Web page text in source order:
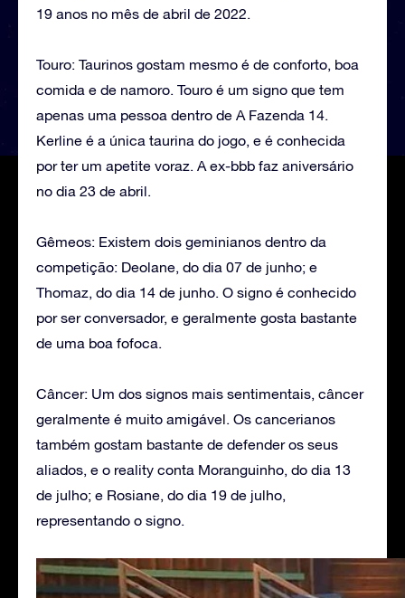
19 anos no mês de abril de 2022.
Touro: Taurinos gostam mesmo é de conforto, boa
comida e de namoro. Touro é um signo que tem
apenas uma pessoa dentro de A Fazenda 14.
Kerline é a única taurina do jogo, e é conhecida
por ter um apetite voraz. A ex-bbb faz aniversário
no dia 23 de abril.
Gêmeos: Existem dois geminianos dentro da
competição: Deolane, do dia 07 de junho; e
Thomaz, do dia 14 de junho. O signo é conhecido
por ser conversador, e geralmente gosta bastante
de uma boa fofoca.
Câncer: Um dos signos mais sentimentais, câncer
geralmente é muito amigável. Os cancerianos
também gostam bastante de defender os seus
aliados, e o reality conta Moranguinho, do dia 13
de julho; e Rosiane, do dia 19 de julho,
representando o signo.